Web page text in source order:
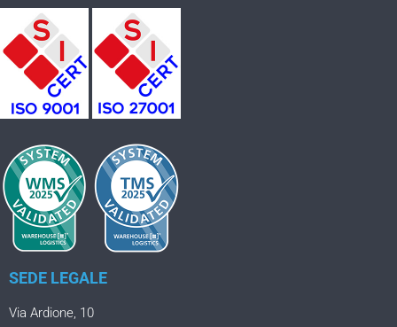
SEDE LEGALE
Via Ardione, 10